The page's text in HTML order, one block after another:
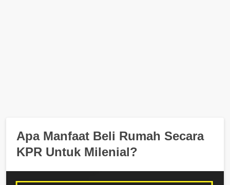
Apa Manfaat Beli Rumah Secara
KPR Untuk Milenial?